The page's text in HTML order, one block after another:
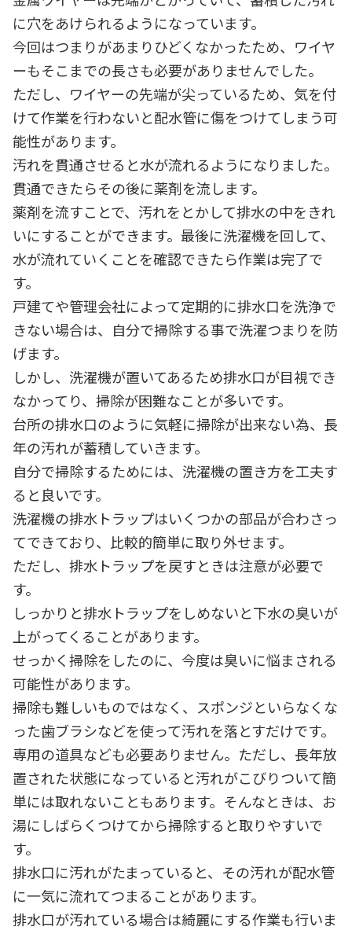
に穴をあけられるようになっています。
今回はつまりがあまりひどくなかったため、ワイヤ
ーもそこまでの長さも必要がありませんでした。
ただし、ワイヤーの先端が尖っているため、気を付
けて作業を行わないと配水管に傷をつけてしまう可
能性があります。
汚れを貫通させると水が流れるようになりました。
貫通できたらその後に薬剤を流します。
薬剤を流すことで、汚れをとかして排水の中をきれ
いにすることができます。最後に洗濯機を回して、
水が流れていくことを確認できたら作業は完了で
す。
戸建てや管理会社によって定期的に排水口を洗浄で
きない場合は、自分で掃除する事で洗濯つまりを防
げます。
しかし、洗濯機が置いてあるため排水口が目視でき
なかってり、掃除が困難なことが多いです。
台所の排水口のように気軽に掃除が出来ない為、長
年の汚れが蓄積していきます。
自分で掃除するためには、洗濯機の置き方を工夫す
ると良いです。
洗濯機の排水トラップはいくつかの部品が合わさっ
てできており、比較的簡単に取り外せます。
ただし、排水トラップを戻すときは注意が必要で
す。
しっかりと排水トラップをしめないと下水の臭いが
上がってくることがあります。
せっかく掃除をしたのに、今度は臭いに悩まされる
可能性があります。
掃除も難しいものではなく、スポンジといらなくな
った歯ブラシなどを使って汚れを落とすだけです。
専用の道具なども必要ありません。ただし、長年放
置された状態になっていると汚れがこびりついて簡
単には取れないこともあります。そんなときは、お
湯にしばらくつけてから掃除すると取りやすいで
す。
排水口に汚れがたまっていると、その汚れが配水管
に一気に流れてつまることがあります。
排水口が汚れている場合は綺麗にする作業も行いま